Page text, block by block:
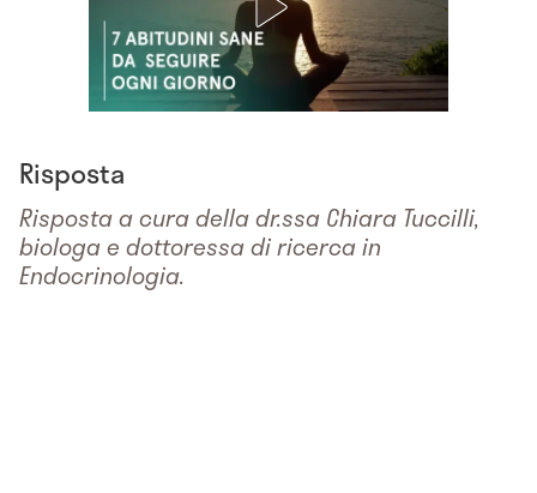
Risposta
Risposta a cura della dr.ssa Chiara Tuccilli,
biologa e dottoressa di ricerca in
Endocrinologia.